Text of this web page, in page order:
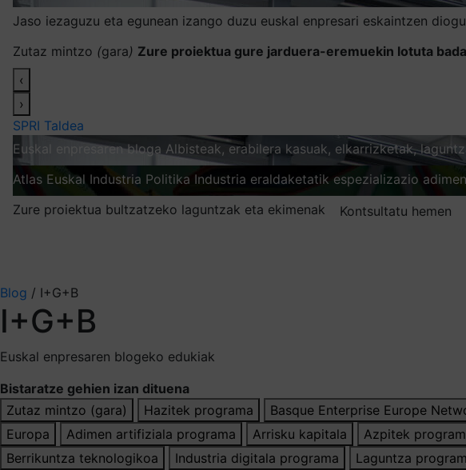
Jaso iezaguzu eta egunean izango duzu euskal enpresari eskaintzen
Zutaz mintzo (gara) Zure proiektua gure jarduera-eremuekin lotuta
‹
›
SPRI Taldea
Euskal enpresaren bloga Albisteak, erabilera kasuak, elkarrizketak,
Atlas Euskal Industria Politika Industria eraldaketatik espezializazio
Zure proiektua bultzatzeko laguntzak eta ekimenak
Kontsultatu hemen
Blog / I+G+B
I+G+B
Euskal enpresaren blogeko edukiak
Bistaratze gehien izan dituena
Zutaz mintzo (gara)
Hazitek programa Basque Enterprise Europe
Europa
Adimen artifiziala programa Arrisku kapitala Azpitek
Berrikuntza teknologikoa
Industria digitala programa Laguntza